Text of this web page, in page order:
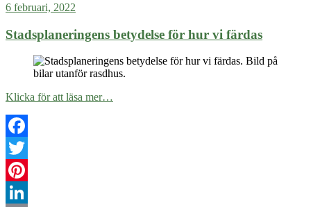
6 februari, 2022
Stadsplaneringens betydelse för hur vi färdas
Klicka för att läsa mer…
Facebook
Twitter
Pinterest